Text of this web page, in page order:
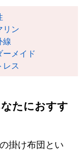
リン
線
ーメイド
レス
たにおすす
掛け布団とい